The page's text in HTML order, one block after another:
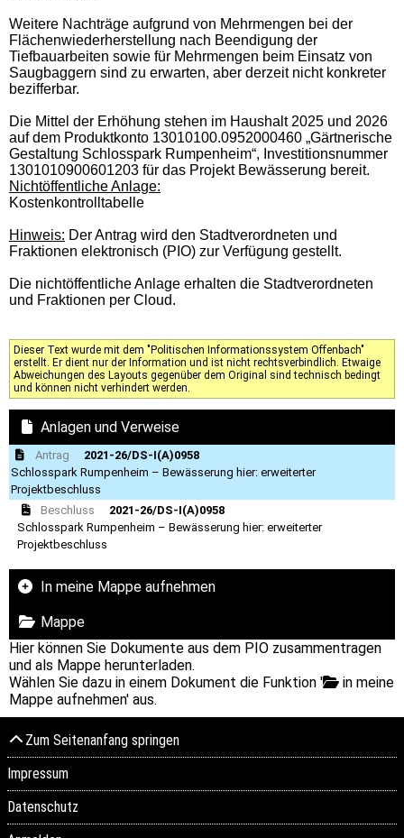
Weitere Nachträge aufgrund von Mehrmengen bei der
Flächenwiederherstellung nach Beendigung der
Tiefbauarbeiten sowie für Mehrmengen beim Einsatz von
Saugbaggern sind zu erwarten, aber derzeit nicht konkreter
bezifferbar.
Die Mittel der Erhöhung stehen im Haushalt 2025 und 2026
auf dem Produktkonto 13010100.0952000460 „Gärtnerische
Gestaltung Schlosspark Rumpenheim“, Investitionsnummer
1301010900601203 für das Projekt Bewässerung bereit.
Nichtöffentliche Anlage:
Kostenkontrolltabelle
Hinweis: Der Antrag wird den Stadtverordneten und
Fraktionen elektronisch (PIO) zur Verfügung gestellt.
Die nichtöffentliche Anlage erhalten die Stadtverordneten
und Fraktionen per Cloud.
Dieser Text wurde mit dem "Politischen Informationssystem Offenbach"
erstellt. Er dient nur der Information und ist nicht rechtsverbindlich. Etwaige
Abweichungen des Layouts gegenüber dem Original sind technisch bedingt
und können nicht verhindert werden.
Anlagen und Verweise
Antrag
2021-26/DS-I(A)0958
Schlosspark Rumpenheim – Bewässerung hier: erweiterter
Projektbeschluss
Beschluss
2021-26/DS-I(A)0958
Schlosspark Rumpenheim – Bewässerung hier: erweiterter
Projektbeschluss
In meine Mappe aufnehmen
Mappe
Hier können Sie Dokumente aus dem PIO zusammentragen
und als Mappe herunterladen.
Wählen Sie dazu in einem Dokument die Funktion '
in meine
Mappe aufnehmen' aus.
Zum Seitenanfang springen
Impressum
Datenschutz